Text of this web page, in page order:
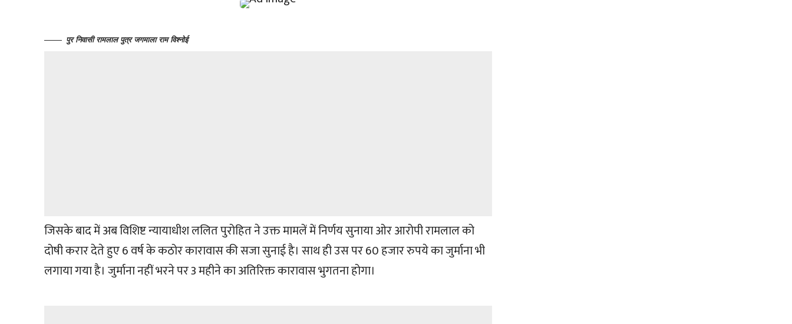
पुर निवासी रामलाल पुत्र जगमाला राम विश्नोई
जिसके बाद में अब विशिष्ट न्यायाधीश ललित पुरोहित ने उक्त मामलें में निर्णय सुनाया ओर आरोपी रामलाल को
दोषी करार देते हुए 6 वर्ष के कठोर कारावास की सजा सुनाई है। साथ ही उस पर 60 हजार रुपये का जुर्माना भी
लगाया गया है। जुर्माना नहीं भरने पर 3 महीने का अतिरिक्त कारावास भुगतना होगा।